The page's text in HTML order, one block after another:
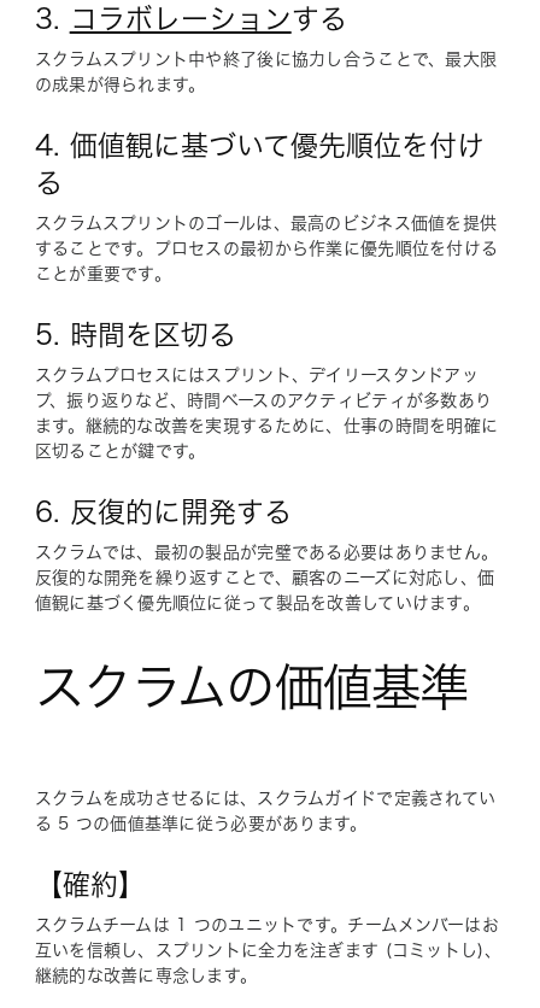
3. コラボレーションする
スクラムスプリント中や終了後に協力し合うことで、最大限
の成果が得られます。
4. 価値観に基づいて優先順位を付け
る
スクラムスプリントのゴールは、最高のビジネス価値を提供
することです。プロセスの最初から作業に優先順位を付ける
ことが重要です。
5. 時間を区切る
スクラムプロセスにはスプリント、デイリースタンドアッ
プ、振り返りなど、時間ベースのアクティビティが多数あり
ます。継続的な改善を実現するために、仕事の時間を明確に
区切ることが鍵です。
6. 反復的に開発する
スクラムでは、最初の製品が完璧である必要はありません。
反復的な開発を繰り返すことで、顧客のニーズに対応し、価
値観に基づく優先順位に従って製品を改善していけます。
スクラムの価値基準
スクラムを成功させるには、スクラムガイドで定義されてい
る 5 つの価値基準に従う必要があります。
【確約】
スクラムチームは 1 つのユニットです。チームメンバーはお
互いを信頼し、スプリントに全力を注ぎます (コミットし)、
継続的な改善に専念します。